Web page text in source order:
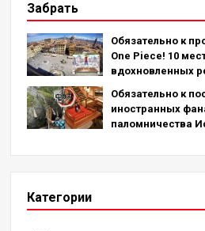
Забрать
Обязательно к
One Piece! 10
вдохновленных
Обязательно к
иностранных
паломничества
Категории